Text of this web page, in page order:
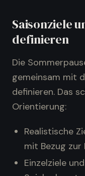
Saisonziele
definieren
Die
gemeinsam mit
definieren. Das
Orientierung:
Realistische
mit Bezug zur
Einzelziele